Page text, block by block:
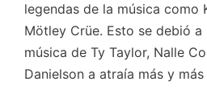
legendas de la música como
Mötley Crüe. Esto se debió a
música de Ty Taylor, Nalle
Danielson a atraía más y más